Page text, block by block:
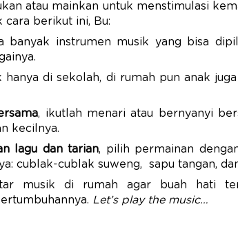
atau mainkan untuk menstimulasi
cara berikut ini, Bu:
banyak instrumen musik yang bisa
hanya di sekolah, di rumah pun anak
, ikutlah menari atau bernyanyi
kecilnya.
lagu dan tarian, pilih permainan
cublak-cublak suweng, sapu tangan,
musik di rumah agar buah hati
Let’s play the music…